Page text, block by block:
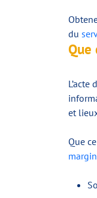
du
Que
et
Que